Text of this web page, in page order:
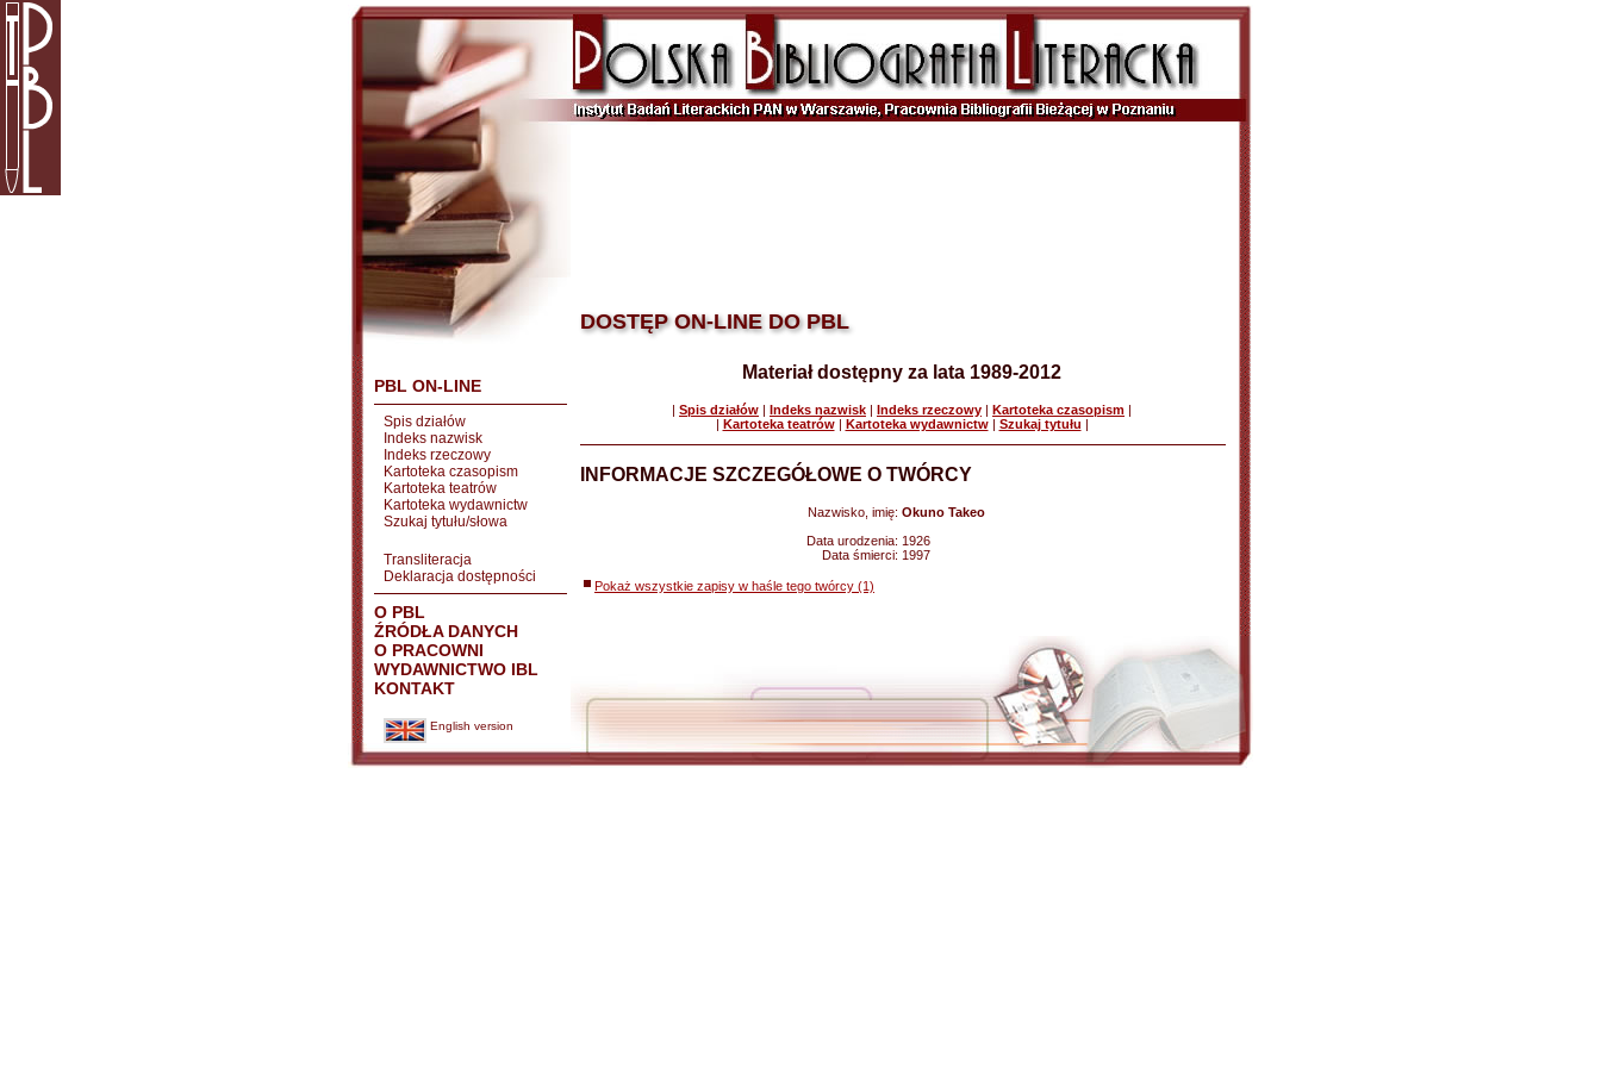
PBL ON-LINE
Spis działów
Indeks nazwisk
Indeks rzeczowy
Kartoteka czasopism
Kartoteka teatrów
Kartoteka wydawnictw
Szukaj tytułu/słowa
Transliteracja
Deklaracja dostępności
O PBL
ŹRÓDŁA DANYCH
O PRACOWNI
WYDAWNICTWO IBL
KONTAKT
English version
DOSTĘP ON-LINE DO PBL
Materiał dostępny za lata 1989-2012
| Spis działów | Indeks nazwisk | Indeks rzeczowy | Kartoteka czasopism |
| Kartoteka teatrów| Kartoteka wydawnictw| Szukaj tytułu |
INFORMACJE SZCZEGÓŁOWE O TWÓRCY
Nazwisko, imię: Okuno Takeo
Data urodzenia: 1926
Data śmierci: 1997
Pokaż wszystkie zapisy w haśle tego twórcy (1)